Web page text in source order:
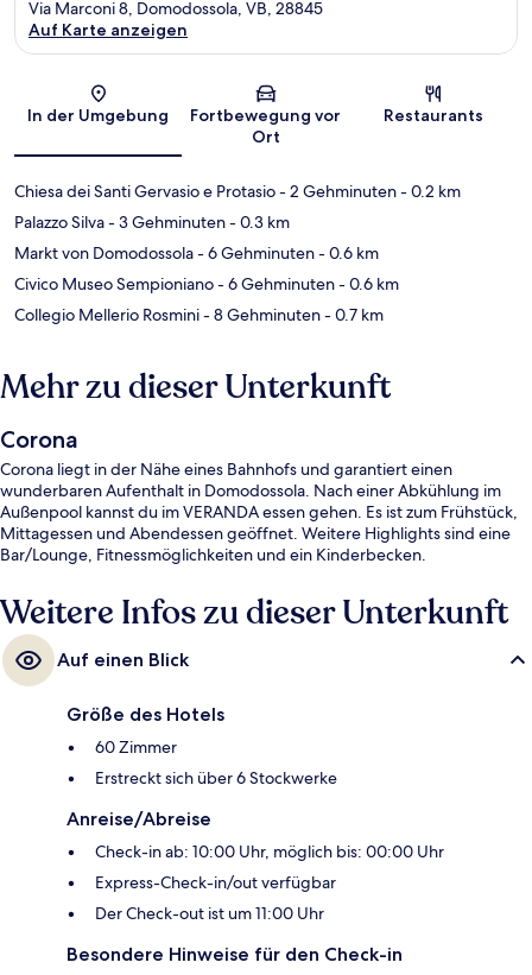
Karte
Via Marconi 8, Domodossola, VB, 28845
Auf Karte anzeigen
In der Umgebung
Fortbewegung vor
Ort
Restaurants
Chiesa dei Santi Gervasio e Protasio- 2 Gehminuten- 0.2 km
Palazzo Silva- 3 Gehminuten- 0.3 km
Markt von Domodossola- 6 Gehminuten- 0.6 km
Civico Museo Sempioniano- 6 Gehminuten- 0.6 km
Collegio Mellerio Rosmini- 8 Gehminuten- 0.7 km
Mehr zu dieser Unterkunft
Corona
Corona liegt in der Nähe eines Bahnhofs und garantiert einen
wunderbaren Aufenthalt in Domodossola. Nach einer Abkühlung im
Außenpool kannst du im VERANDA essen gehen. Es ist zum Frühstück,
Mittagessen und Abendessen geöffnet. Weitere Highlights sind eine
Bar/Lounge, Fitnessmöglichkeiten und ein Kinderbecken.
Weitere Infos zu dieser Unterkunft
Auf einen Blick
Größe des Hotels
60 Zimmer
Erstreckt sich über 6 Stockwerke
Anreise/Abreise
Check-in ab: 10:00 Uhr, möglich bis: 00:00 Uhr
Express-Check-in/out verfügbar
Der Check-out ist um 11:00 Uhr
Besondere Hinweise für den Check-in